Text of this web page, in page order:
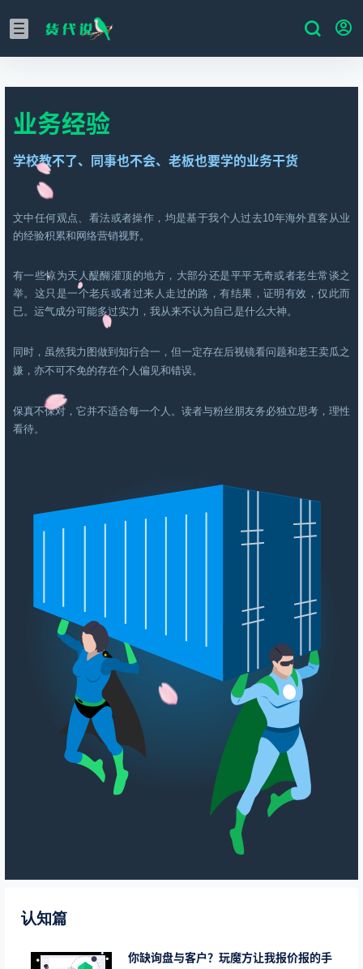
业务经验
学校教不了、同事也不会、老板也要学的业务干货
文中任何观点、看法或者操作，均是基于我个人过去10年海外直客从业
的经验积累和网络营销视野。
有一些惊为天人醍醐灌顶的地方，大部分还是平平无奇或者老生常谈之
举。这只是一个老兵或者过来人走过的路，有结果，证明有效，仅此而
已。运气成分可能多过实力，我从来不认为自己是什么大神。
同时，虽然我力图做到知行合一，但一定存在后视镜看问题和老王卖瓜之
嫌，亦不可不免的存在个人偏见和错误。
保真不保对，它并不适合每一个人。 读者与粉丝朋友务必独立思考，理性
看待。
认知篇
你缺询盘与客户？玩魔方让我报价报的手